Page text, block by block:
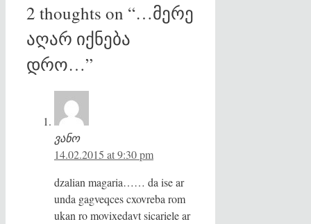
2 thoughts on “…მერე
აღარ იქნება
დრო…”
ვანო
14.02.2015 at 9:30 pm
dzalian magaria…… da ise ar
unda gagveqces cxovreba rom
ukan ro movixedavt sicariele ar